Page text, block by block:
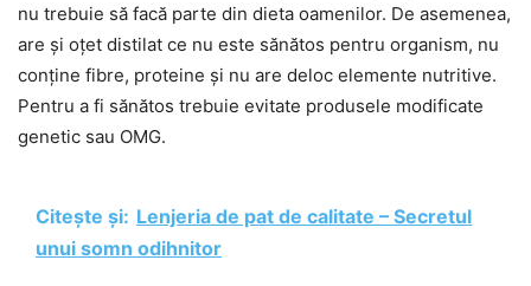
nu trebuie să facă parte din dieta oamenilor. De asemenea,
are și oțet distilat ce nu este sănătos pentru organism, nu
conține fibre, proteine și nu are deloc elemente nutritive.
Pentru a fi sănătos trebuie evitate produsele modificate
genetic sau OMG.
Citește și: Lenjeria de pat de calitate – Secretul
unui somn odihnitor